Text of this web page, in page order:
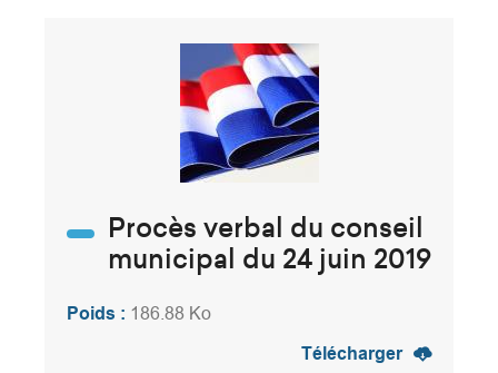
Procès verbal du conseil
municipal du 24 juin 2019
Poids : 186.88 Ko
Télécharger